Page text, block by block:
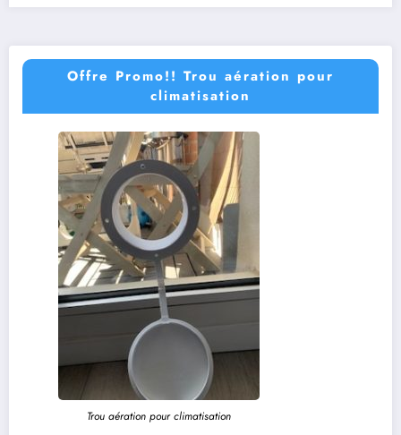
Offre Promo!! Trou aération pour
climatisation
Trou aération pour climatisation